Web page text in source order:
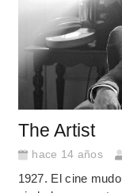
The Artist
hace 14 años
1927. El cine